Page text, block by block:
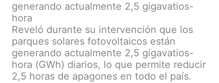
generando actualmente 2,5 gigavatios-
hora
Reveló durante su intervención que los
parques solares fotovoltaicos están
generando actualmente 2,5 gigavatios-
hora (GWh) diarios, lo que permite reducir
2,5 horas de apagones en todo el país.